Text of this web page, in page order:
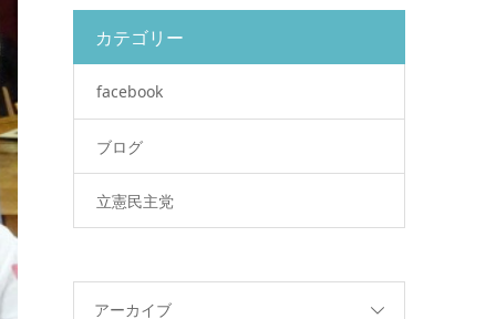
カテゴリー
facebook
ブログ
立憲民主党
アーカイブ